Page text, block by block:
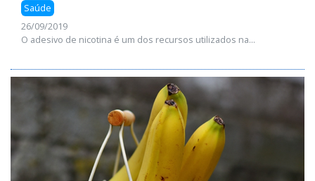
Saúde
26/09/2019
O adesivo de nicotina é um dos recursos utilizados na...